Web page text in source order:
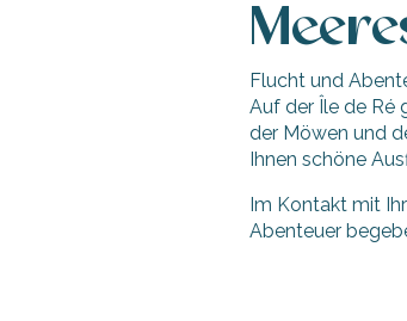
Flucht und
Auf der Île de Ré
der Möwen und
Ihnen schöne
Im Kontakt mit
Abenteuer